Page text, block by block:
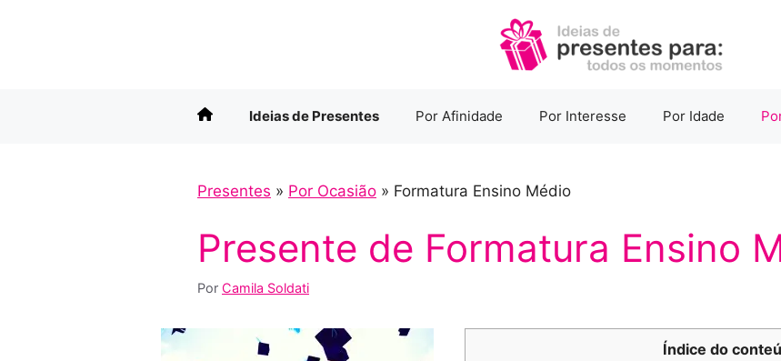
Ideias de Presentes Por Afinidade Por Interesse Por Idade
Presentes » Por Ocasião » Formatura Ensino Médio
Presente de Formatura Ensino
Por Camila Soldati
Índice do